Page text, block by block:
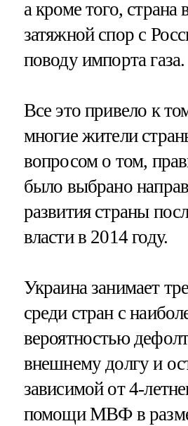
а кроме того, страна
затяжной спор с
поводу импорта газа.
Все это привело к
многие жители
вопросом о том,
было выбрано
развития страны
власти в 2014 году.
Украина занимает
среди стран с
вероятностью
внешнему долгу и
зависимой от 4-
помощи МВФ в